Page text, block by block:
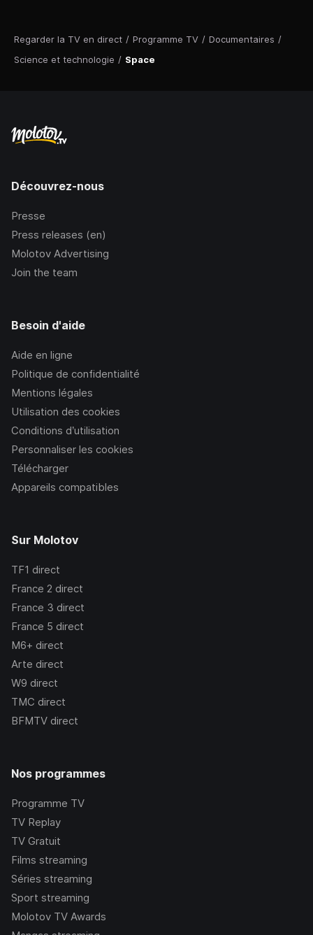
Regarder la TV en direct / Programme TV / Documentaires /
Science et technologie / Space
Découvrez-nous
Presse
Press releases (en)
Molotov Advertising
Join the team
Besoin d'aide
Aide en ligne
Politique de confidentialité
Mentions légales
Utilisation des cookies
Conditions d’utilisation
Personnaliser les cookies
Télécharger
Appareils compatibles
Sur Molotov
TF1 direct
France 2 direct
France 3 direct
France 5 direct
M6+ direct
Arte direct
W9 direct
TMC direct
BFMTV direct
Nos programmes
Programme TV
TV Replay
TV Gratuit
Films streaming
Séries streaming
Sport streaming
Molotov TV Awards